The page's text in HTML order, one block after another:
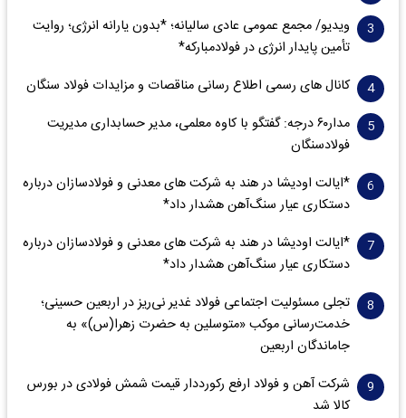
ویدیو/ مجمع عمومی عادی سالیانه؛ *بدون یارانه انرژی؛ روایت
تأمین پایدار انرژی در فولادمبارکه*
کانال های رسمی اطلاع رسانی مناقصات و مزایدات فولاد سنگان
مدار‌۶٠ درجه: گفتگو با کاوه معلمی، مدیر حسابداری مدیریت
فولادسنگان
*ایالت اودیشا در هند به شرکت های معدنی و فولادسازان درباره
دستکاری عیار سنگ‌آهن هشدار داد*
*ایالت اودیشا در هند به شرکت های معدنی و فولادسازان درباره
دستکاری عیار سنگ‌آهن هشدار داد*
تجلی مسئولیت اجتماعی فولاد غدیر نی‌ریز در اربعین حسینی؛
خدمت‌رسانی موکب «متوسلین به حضرت زهرا(س)» به
جاماندگان اربعین
شرکت آهن و فولاد ارفع رکورددار قیمت شمش فولادی در بورس
کالا شد